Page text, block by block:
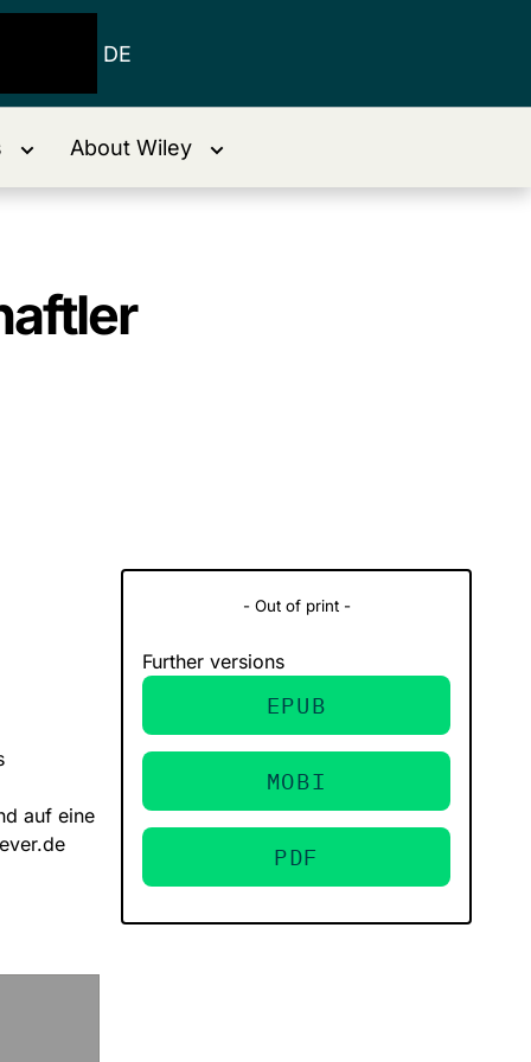
DE
About Wiley
auf eine
- Out of print -
Further versions
EPUB
MOBI
PDF